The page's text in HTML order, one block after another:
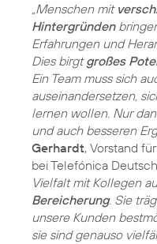
„Menschen mit
Hintergründen
Erfahrungen und
Dies birgtgroßes
Ein Team muss sich
auseinandersetzen,
lernen wollen. Nur
und auch besseren
Gerhardt, Vorstand
bei Telefónica
Vielfalt mit Kollegen
Bereicherung. Sie
unsere Kunden
sie sind genauso